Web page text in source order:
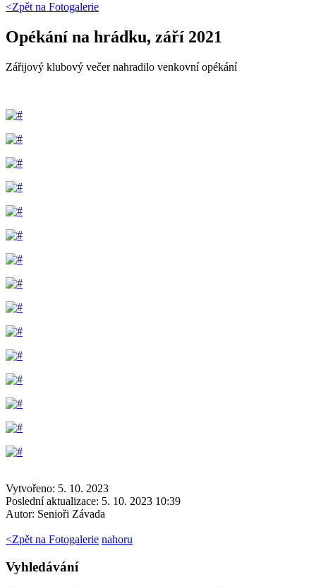
<Zpět na Fotogalerie
Opékání na hrádku, září 2021
Zářijový klubový večer nahradilo venkovní opékání
Vytvořeno: 5. 10. 2023
Poslední aktualizace: 5. 10. 2023 10:39
Autor: Senioři Závada
<Zpět na Fotogalerie nahoru
Vyhledávání